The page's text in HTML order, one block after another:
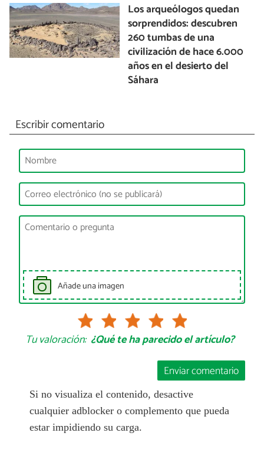
Los arqueólogos quedan
sorprendidos: descubren
260 tumbas de una
civilización de hace 6.000
años en el desierto del
Sáhara
Escribir comentario
Añade una imagen
Tu valoración: ¿Qué te ha parecido el artículo?
Enviar comentario
Si no visualiza el contenido, desactive
cualquier adblocker o complemento que pueda
estar impidiendo su carga.